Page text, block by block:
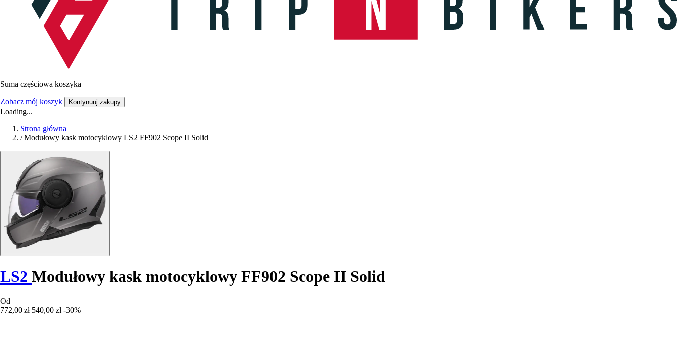
Suma częściowa koszyka
Zobacz mój koszyk Kontynuuj zakupy
Loading...
Strona główna
/ Modułowy kask motocyklowy LS2 FF902 Scope II Solid
LS2 Modułowy kask motocyklowy FF902 Scope II Solid
Od
772,00 zł 540,00 zł -30%